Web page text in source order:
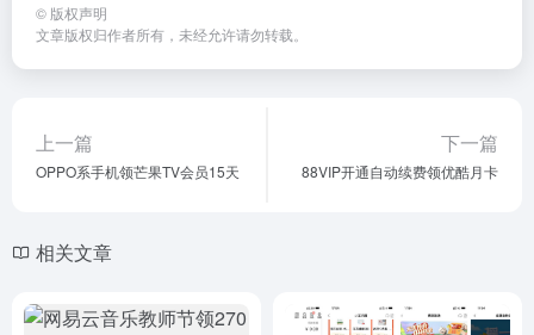
© 版权声明
文章版权归作者所有，未经允许请勿转载。
上一篇
OPPO系手机领芒果TV会员15天
下一篇
88VIP开通自动续费领优酷月卡
相关文章